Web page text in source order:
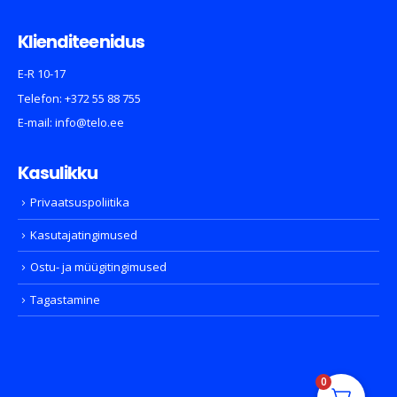
Klienditeenidus
E-R 10-17
Telefon: +372 55 88 755
E-mail: info@telo.ee
Kasulikku
Privaatsuspoliitika
Kasutajatingimused
Ostu- ja müügitingimused
Tagastamine
0